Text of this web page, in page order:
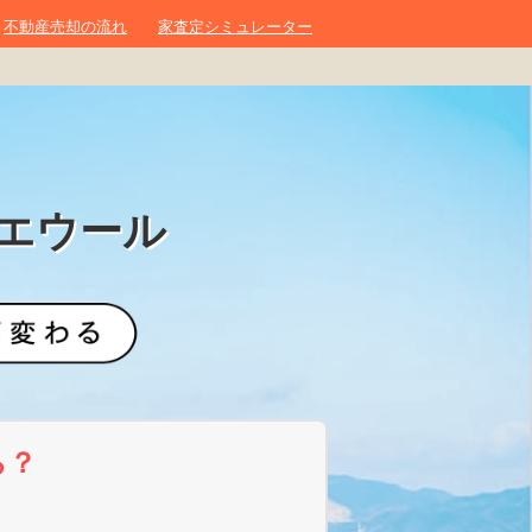
不動産売却の流れ 家査定シミュレーター
ウール